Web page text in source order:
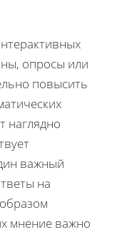
опросы или
повысить
наглядно
важный
на
мнение важно